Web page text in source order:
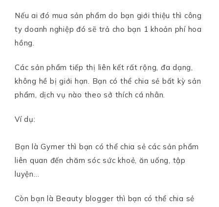
Nếu ai đó mua sản phẩm do bạn giới thiệu thì công
ty doanh nghiệp đó sẽ trả cho bạn 1 khoản phí hoa
hồng.
Các sản phẩm tiếp thị liên kết rất rộng, đa dạng,
không hề bị giới hạn. Bạn có thể chia sẻ bất kỳ sản
phẩm, dịch vụ nào theo sở thích cá nhân.
Ví dụ:
Bạn là Gymer thì bạn có thể chia sẻ các sản phẩm
liên quan đến chăm sóc sức khoẻ, ăn uống, tập
luyện…
Còn bạn là Beauty blogger thì bạn có thể chia sẻ